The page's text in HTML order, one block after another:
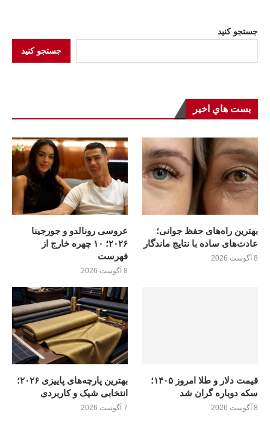
جستجو کنید
جستجو کنید
بست هاي اخير
بهترین راه‌های حفظ جوانی؛
عادت‌های ساده با نتایج ماندگار
8 آگوست 2026
عروسی رونالدو و جورجینا
۲۰۲۶؛ ۱۰ چهره خارج از
فهرست
8 آگوست 2026
قیمت دلار و طلا امروز ۱۴۰۵؛
سکه دوباره گران شد
8 آگوست 2026
بهترین پارچه‌های پاییزی ۲۰۲۶؛
انتخابی شیک و کاربردی
7 آگوست 2026